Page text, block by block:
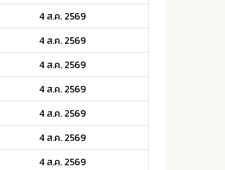
4 ส.ค. 2569
4 ส.ค. 2569
4 ส.ค. 2569
4 ส.ค. 2569
4 ส.ค. 2569
4 ส.ค. 2569
4 ส.ค. 2569